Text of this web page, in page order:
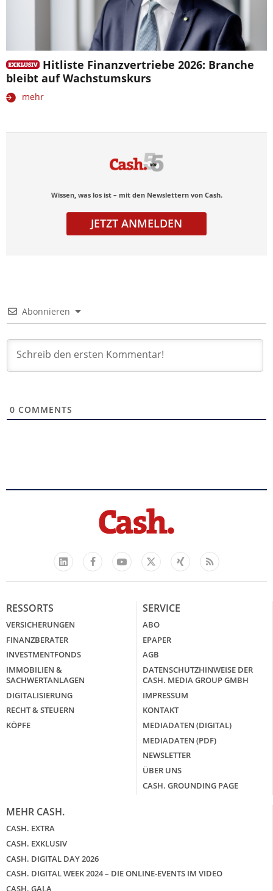
Hitliste Finanzvertriebe 2026: Branche
bleibt auf Wachstumskurs
mehr
Wissen, was los ist – mit den Newslettern von Cash.
JETZT ANMELDEN
Abonnieren
0 COMMENTS
LinkedIn
FacebookYouTube
X
Xing Feed
RESSORTS
VERSICHERUNGEN
FINANZBERATER
INVESTMENTFONDS
IMMOBILIEN &
SACHWERTANLAGEN
DIGITALISIERUNG
RECHT & STEUERN
KÖPFE
SERVICE
ABO
EPAPER
AGB
DATENSCHUTZHINWEISE DER
CASH. MEDIA GROUP GMBH
IMPRESSUM
KONTAKT
MEDIADATEN (DIGITAL)
MEDIADATEN (PDF)
NEWSLETTER
ÜBER UNS
CASH. GROUNDING PAGE
MEHR CASH.
CASH. EXTRA
CASH. EXKLUSIV
CASH. DIGITAL DAY 2026
CASH. DIGITAL WEEK 2024 – DIE ONLINE-EVENTS IM VIDEO
CASH. GALA